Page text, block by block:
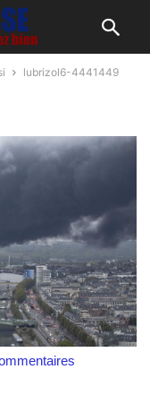
lubrizol6-4441449